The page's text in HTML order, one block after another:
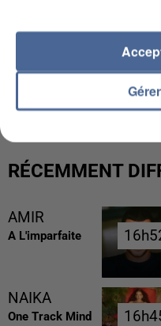
LES DONNÉES DE
INTERMARCHÉ
RÉCEMMENT
AMIR
A L'imparfaite
NAIKA
One Track Mind